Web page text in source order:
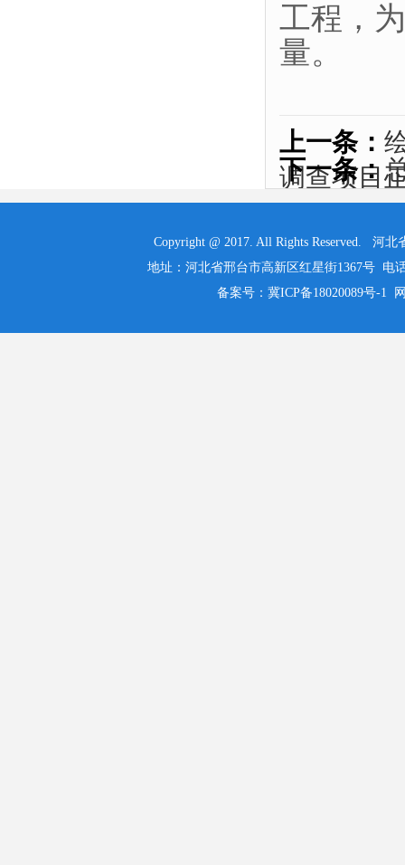
工程，
量。
上一条：
调查项目
下一条：
Copyright @ 2017. All Rights Reserved. 河
地址：河北省邢台市高新区红星街1367号 电话
备案号：冀ICP备18020089号-1